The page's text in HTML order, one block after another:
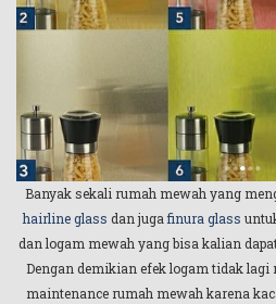
Banyak sekali rumah mewah yang
hairline glass dan jugafinura glass
dan logam mewah yang bisa kalian
Dengan demikian efek logam tidak
maintenance rumah mewah karena